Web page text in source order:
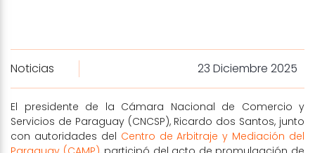
Noticias 23 Diciembre 2025
El presidente de la Cámara Nacional de Comercio y
Servicios de Paraguay (CNCSP), Ricardo dos Santos, junto
con autoridades del Centro de Arbitraje y Mediación del